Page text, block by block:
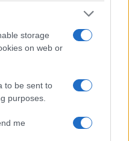
storage
on web or
to be sent to
purposes.
me
ΤΟΠΙΚΉ ΕΠΙΚΑΙΡΌΤΗΤΑ
Εγνατία Οδός:
ρυθμίσεις από το
Κλειδί έως τον
Πολύμυλο